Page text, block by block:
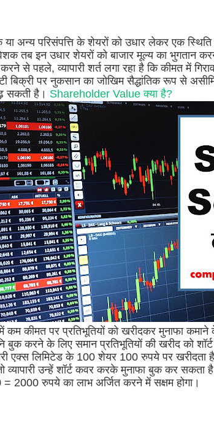
या अन्य परिसंपत्ति के शेयरों को उधार लेकर एक
तब इन उधार शेयरों को बाजार मूल्य का भुगतान
से पहले, व्यापारी शर्त लगा रहा है कि कीमत में
पर नुकसान का जोखिम सैद्धांतिक रूप से
सकती है। Shareholder Value क्या है?
में कम कीमत पर प्रतिभूतियों को खरीदकर मुनाफा
बुक करने के लिए समान प्रतिभूतियों की खरीद को
एक्स लिमिटेड के 100 शेयर 100 रुपये पर
व्यापारी उन्हें शॉर्ट कवर करके मुनाफा बुक कर सकता
= 2000 रुपये का लाभ अर्जित करने में सक्षम होगा।